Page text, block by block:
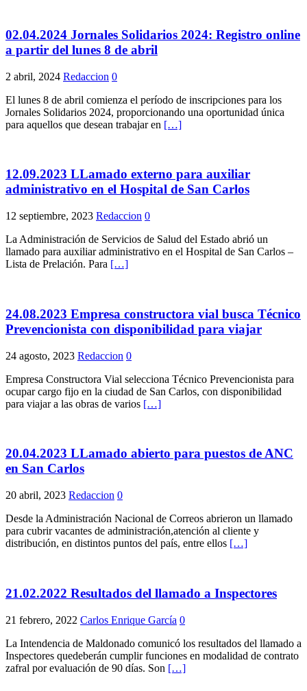
02.04.2024 Jornales Solidarios 2024: Registro online
a partir del lunes 8 de abril
2 abril, 2024 Redaccion 0
El lunes 8 de abril comienza el período de inscripciones para los
Jornales Solidarios 2024, proporcionando una oportunidad única
para aquellos que desean trabajar en […]
12.09.2023 LLamado externo para auxiliar
administrativo en el Hospital de San Carlos
12 septiembre, 2023 Redaccion 0
La Administración de Servicios de Salud del Estado abrió un
llamado para auxiliar administrativo en el Hospital de San Carlos –
Lista de Prelación. Para […]
24.08.2023 Empresa constructora vial busca Técnico
Prevencionista con disponibilidad para viajar
24 agosto, 2023 Redaccion 0
Empresa Constructora Vial selecciona Técnico Prevencionista para
ocupar cargo fijo en la ciudad de San Carlos, con disponibilidad
para viajar a las obras de varios […]
20.04.2023 LLamado abierto para puestos de ANC
en San Carlos
20 abril, 2023 Redaccion 0
Desde la Administración Nacional de Correos abrieron un llamado
para cubrir vacantes de administración,atención al cliente y
distribución, en distintos puntos del país, entre ellos […]
21.02.2022 Resultados del llamado a Inspectores
21 febrero, 2022 Carlos Enrique García 0
La Intendencia de Maldonado comunicó los resultados del llamado a
Inspectores quedeberán cumplir funciones en modalidad de contrato
zafral por evaluación de 90 días. Son […]